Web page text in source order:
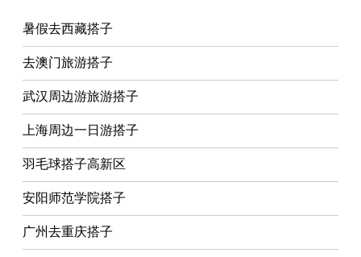
暑假去西藏搭子
去澳门旅游搭子
武汉周边游旅游搭子
上海周边一日游搭子
羽毛球搭子高新区
安阳师范学院搭子
广州去重庆搭子